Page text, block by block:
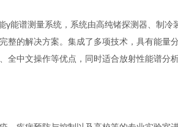
谱测量系统，系统由高纯锗探测器、制冷
整的解决方案。集成了多项技术，具有能量
全中文操作等优点，同时适合放射性能谱分